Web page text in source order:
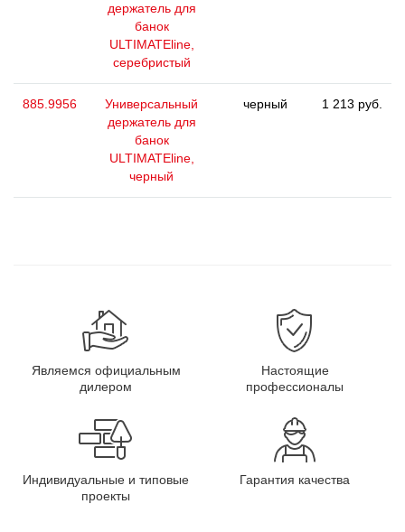
держатель для
банок
ULTIMATEline,
серебристый
885.9956
Универсальный
держатель для
банок
ULTIMATEline,
черный
черный 1 213 руб.
Являемся официальным
дилером
Настоящие
профессионалы
Индивидуальные и типовые
проекты
Гарантия качества